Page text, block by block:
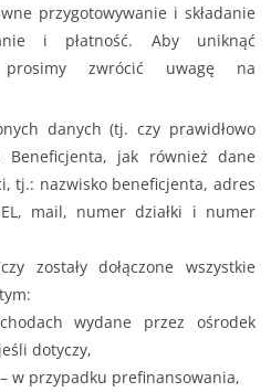
przygotowywanie i składanie
i płatność. Aby uniknąć
prosimy zwrócić uwagę na
danych (tj. czy prawidłowo
Beneficjenta, jak również dane
tj.: nazwisko beneficjenta, adres
mail, numer działki i numer
zostały dołączone wszystkie
wydane przez ośrodek
dotyczy,
w przypadku prefinansowania,